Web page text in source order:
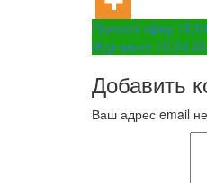
по
записям
Прямой эфир
Жди меня
Добавить
Ваш адрес email